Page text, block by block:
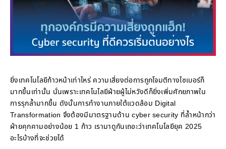
ยิ่งเทคโนโลยีก้าวหน้าเท่าไหร่ ความเสี่ยงต่อการถูกโจมตีทางไซเบอร์ก็
มากขึ้นเท่านั้น นั่นเพราะเทคโนโลยีฝ่ายผู้ไม่หวังดีก็ยิ่งเพิ่มศักยภาพใน
การรุกล้ำมากขึ้น ดังนั้นการทำงานภายใต้แวดล้อม Digital
Transformation จึงต้องมีมาตรฐานด้าน cyber security ที่ล้ำหน้ากว่า
ฝ่ายคุกคามอย่างน้อย 1 ก้าว เรามาดูกันเถอะว่าเทคโนโลยียุค 2025
อะไรบ้างที่จะช่วยได้